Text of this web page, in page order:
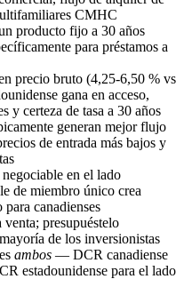
CMHC
producto fijo a 30 años
para préstamos a
precio bruto (4,25-6,50 % vs
gana en acceso,
y certeza de tasa a 30 años
generan mejor flujo
de entrada más bajos y
en el lado
de miembro único crea
canadienses
presupuéstelo
de los inversionistas
ambos — DCR canadiense
estadounidense para el lado